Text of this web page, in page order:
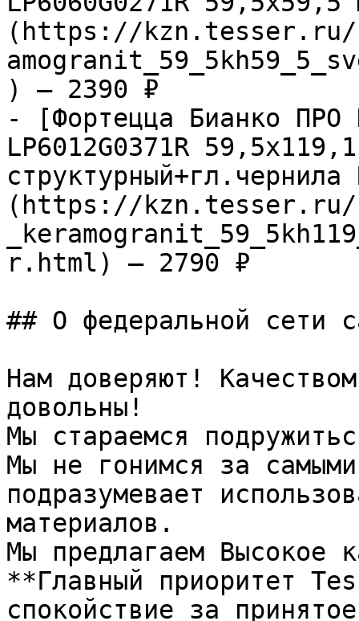
(https://kzn.tesser.ru/
) — 2390 ₽
- [Фортецца Бианко ПРО
LP6012G0371R
(https://kzn.tesser.ru/
r.html) — 2790 ₽
## О федеральной сети
Нам доверяют!
довольны!
Мы стараемся
Мы не гонимся за
подразумевает
материалов.
Мы предлагаем Высокое
**Главный приоритет
спокойствие за